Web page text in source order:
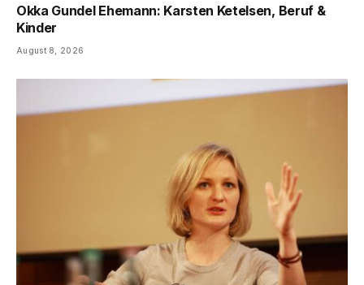
Okka Gundel Ehemann: Karsten Ketelsen, Beruf &
Kinder
August 8, 2026